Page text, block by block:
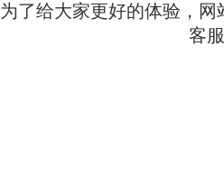
为了给大家更好的体验，
客